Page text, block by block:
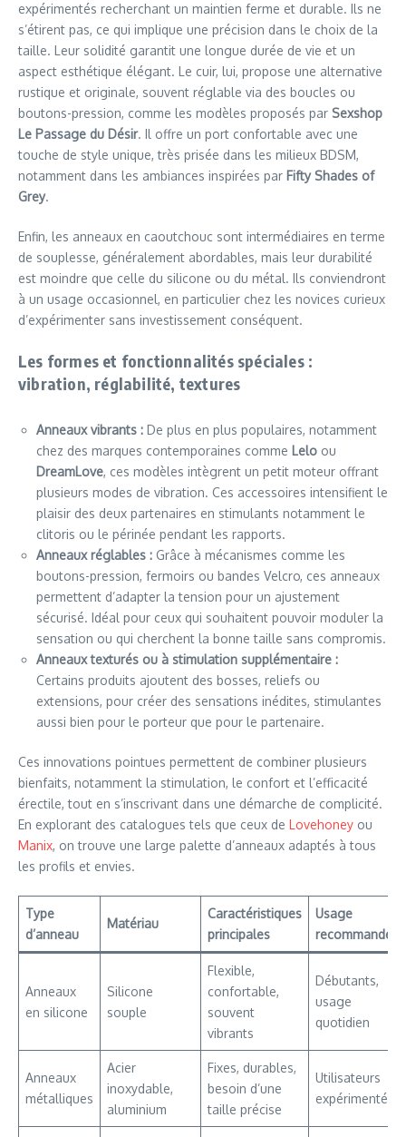
expérimentés recherchant un maintien ferme et durable. Ils ne
s’étirent pas, ce qui implique une précision dans le choix de la
taille. Leur solidité garantit une longue durée de vie et un
aspect esthétique élégant. Le cuir, lui, propose une alternative
rustique et originale, souvent réglable via des boucles ou
boutons-pression, comme les modèles proposés par Sexshop
Le Passage du Désir. Il offre un port confortable avec une
touche de style unique, très prisée dans les milieux BDSM,
notamment dans les ambiances inspirées par Fifty Shades of
Grey.
Enfin, les anneaux en caoutchouc sont intermédiaires en terme
de souplesse, généralement abordables, mais leur durabilité
est moindre que celle du silicone ou du métal. Ils conviendront
à un usage occasionnel, en particulier chez les novices curieux
d’expérimenter sans investissement conséquent.
Les formes et fonctionnalités spéciales :
vibration, réglabilité, textures
Anneaux vibrants : De plus en plus populaires, notamment
chez des marques contemporaines comme Lelo ou
DreamLove, ces modèles intègrent un petit moteur offrant
plusieurs modes de vibration. Ces accessoires intensifient le
plaisir des deux partenaires en stimulants notamment le
clitoris ou le périnée pendant les rapports.
Anneaux réglables : Grâce à mécanismes comme les
boutons-pression, fermoirs ou bandes Velcro, ces anneaux
permettent d’adapter la tension pour un ajustement
sécurisé. Idéal pour ceux qui souhaitent pouvoir moduler la
sensation ou qui cherchent la bonne taille sans compromis.
Anneaux texturés ou à stimulation supplémentaire :
Certains produits ajoutent des bosses, reliefs ou
extensions, pour créer des sensations inédites, stimulantes
aussi bien pour le porteur que pour le partenaire.
Ces innovations pointues permettent de combiner plusieurs
bienfaits, notamment la stimulation, le confort et l’efficacité
érectile, tout en s’inscrivant dans une démarche de complicité.
En explorant des catalogues tels que ceux de Lovehoney ou
Manix, on trouve une large palette d’anneaux adaptés à tous
les profils et envies.
Type
d’anneau
Matériau
Caractéristiques
principales
Usage
recommandé
Anneaux
en silicone
Silicone
souple
Flexible,
confortable,
souvent
vibrants
Débutants,
usage
quotidien
Anneaux
métalliques
Acier
inoxydable,
aluminium
Fixes, durables,
besoin d’une
taille précise
Utilisateurs
expérimentés